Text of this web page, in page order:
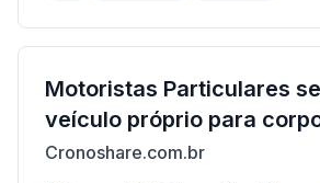
Motoristas Particulares
veículo próprio para
Cronoshare.com.br